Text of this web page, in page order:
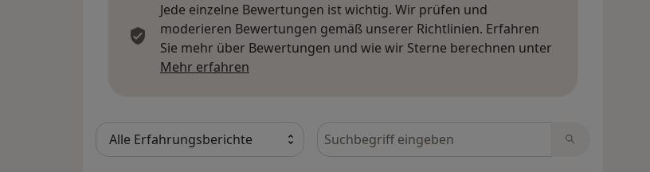
Jede einzelne Bewertungen ist wichtig. Wir prüfen und
moderieren Bewertungen gemäß unserer Richtlinien. Erfahren
Sie mehr über Bewertungen und wie wir Sterne berechnen unter
Mehr erfahren
Bewertungen durchsuchen